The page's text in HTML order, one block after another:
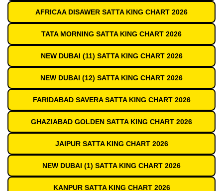
AFRICAA DISAWER SATTA KING CHART 2026
TATA MORNING SATTA KING CHART 2026
NEW DUBAI (11) SATTA KING CHART 2026
NEW DUBAI (12) SATTA KING CHART 2026
FARIDABAD SAVERA SATTA KING CHART 2026
GHAZIABAD GOLDEN SATTA KING CHART 2026
JAIPUR SATTA KING CHART 2026
NEW DUBAI (1) SATTA KING CHART 2026
KANPUR SATTA KING CHART 2026